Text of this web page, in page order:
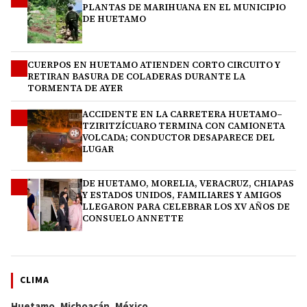
PLANTAS DE MARIHUANA EN EL MUNICIPIO
DE HUETAMO
CUERPOS EN HUETAMO ATIENDEN CORTO CIRCUITO Y
RETIRAN BASURA DE COLADERAS DURANTE LA
TORMENTA DE AYER
ACCIDENTE EN LA CARRETERA HUETAMO–
TZIRITZÍCUARO TERMINA CON CAMIONETA
VOLCADA; CONDUCTOR DESAPARECE DEL
LUGAR
DE HUETAMO, MORELIA, VERACRUZ, CHIAPAS
Y ESTADOS UNIDOS, FAMILIARES Y AMIGOS
LLEGARON PARA CELEBRAR LOS XV AÑOS DE
CONSUELO ANNETTE
CLIMA